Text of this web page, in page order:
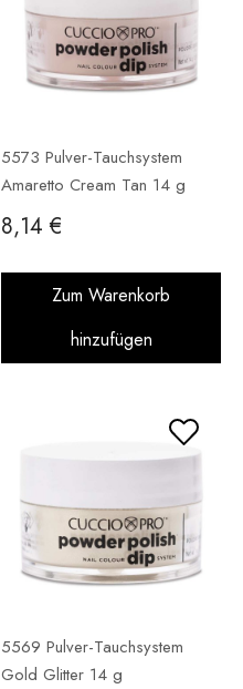
5573 Pulver-Tauchsystem
Amaretto Cream Tan 14 g
8,14 €
Zum Warenkorb
hinzufügen
5569 Pulver-Tauchsystem
Gold Glitter 14 g